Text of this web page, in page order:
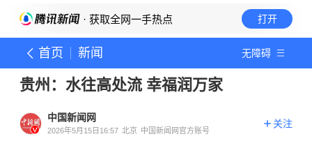
· 获取全网一手热点 打开
首页 新闻 无障碍
贵州：水往高处流 幸福润万家
中国新闻网
2026年5月15日16:57 北京 中国新闻网官方账号
关注